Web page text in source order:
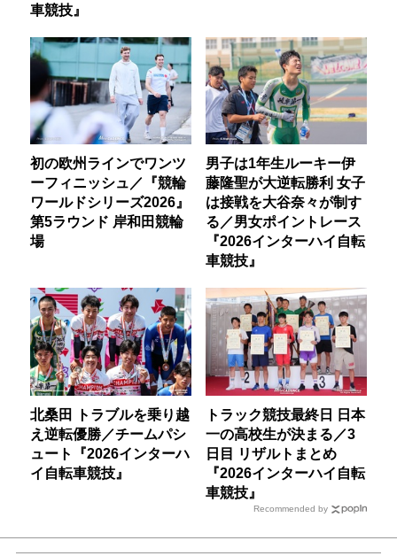
車競技』
初の欧州ラインでワンツ
ーフィニッシュ／『競輪
ワールドシリーズ2026』
第5ラウンド 岸和田競輪
場
男子は1年生ルーキー伊
藤隆聖が大逆転勝利 女子
は接戦を大谷奈々が制す
る／男女ポイントレース
『2026インターハイ自転
車競技』
北桑田 トラブルを乗り越
え逆転優勝／チームパシ
ュート『2026インターハ
イ自転車競技』
トラック競技最終日 日本
一の高校生が決まる／3
日目 リザルトまとめ
『2026インターハイ自転
車競技』
Recommended by